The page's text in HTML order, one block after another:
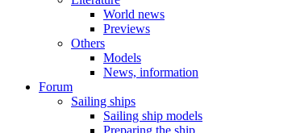
World news
Previews
Others
Models
News, information
Forum
Sailing ships
Sailing ship models
Preparing the ship